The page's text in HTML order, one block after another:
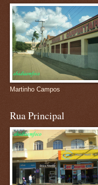
Martinho Campos
Rua Principal